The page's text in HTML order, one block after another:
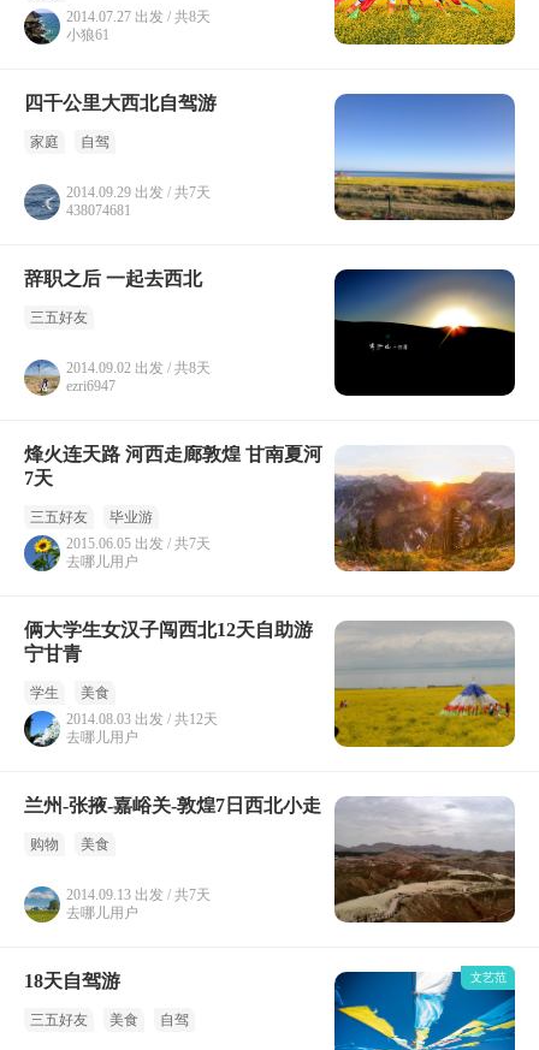
2014.07.27 出发 / 共8天
小狼61
四千公里大西北自驾游
家庭 自驾
2014.09.29 出发 / 共7天
438074681
辞职之后 一起去西北
三五好友
2014.09.02 出发 / 共8天
ezri6947
烽火连天路 河西走廊敦煌 甘南夏河
7天
三五好友
毕业游
2015.06.05 出发 / 共7天
去哪儿用户
俩大学生女汉子闯西北12天自助游
宁甘青
学生
美食
2014.08.03 出发 / 共12天
去哪儿用户
兰州-张掖-嘉峪关-敦煌7日西北小走
购物 美食
2014.09.13 出发 / 共7天
去哪儿用户
18天自驾游
三五好友 美食 自驾
文艺范